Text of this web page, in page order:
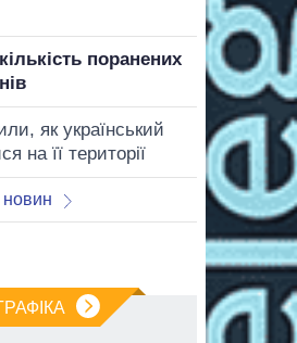
поранених
як український
на її території
новин